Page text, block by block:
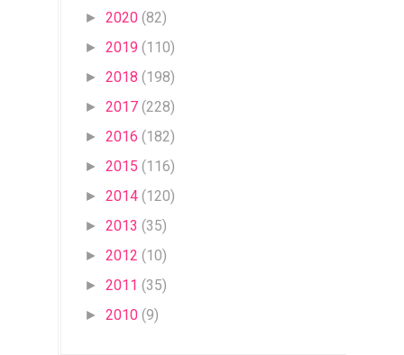
► 2020 (82)
► 2019 (110)
► 2018 (198)
► 2017 (228)
► 2016 (182)
► 2015 (116)
► 2014 (120)
► 2013 (35)
► 2012 (10)
► 2011 (35)
► 2010 (9)